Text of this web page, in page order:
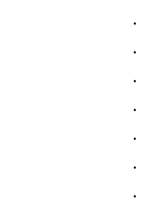
•
•
•
•
•
•
•